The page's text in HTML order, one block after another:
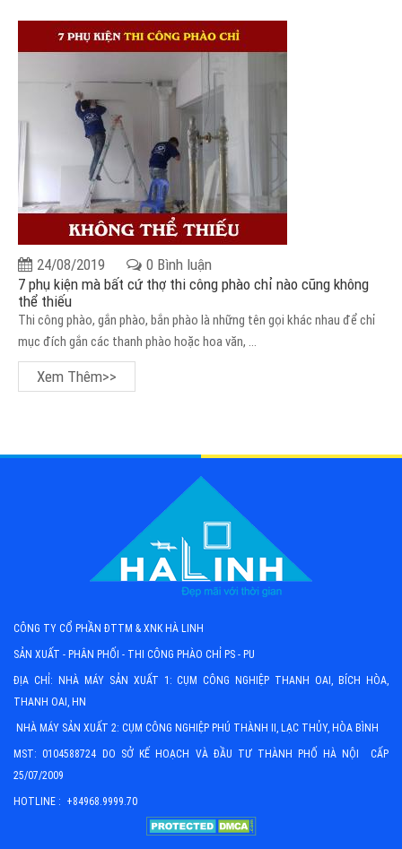
24/08/2019
0 Bình luận
7 phụ kiện mà bất cứ thợ thi công phào chỉ nào cũng không
thể thiếu
Thi công phào, gắn phào, bắn phào là những tên gọi khác nhau để chỉ
mục đích gắn các thanh phào hoặc hoa văn, ...
Xem Thêm>>
CÔNG TY CỔ PHẦN ĐTTM & XNK HÀ LINH
SẢN XUẤT - PHÂN PHỐI - THI CÔNG PHÀO CHỈ PS - PU
ĐỊA CHỈ: NHÀ MÁY SẢN XUẤT 1: CỤM CÔNG NGHIỆP THANH OAI, BÍCH HÒA,
THANH OAI, HN
NHÀ MÁY SẢN XUẤT 2: CỤM CÔNG NGHIỆP PHÚ THÀNH II, LẠC THỦY, HÒA BÌNH
MST: 0104588724 DO SỞ KẾ HOẠCH VÀ ĐẦU TƯ THÀNH PHỐ HÀ NỘI CẤP
25/07/2009
HOTLINE : +84968.9999.70